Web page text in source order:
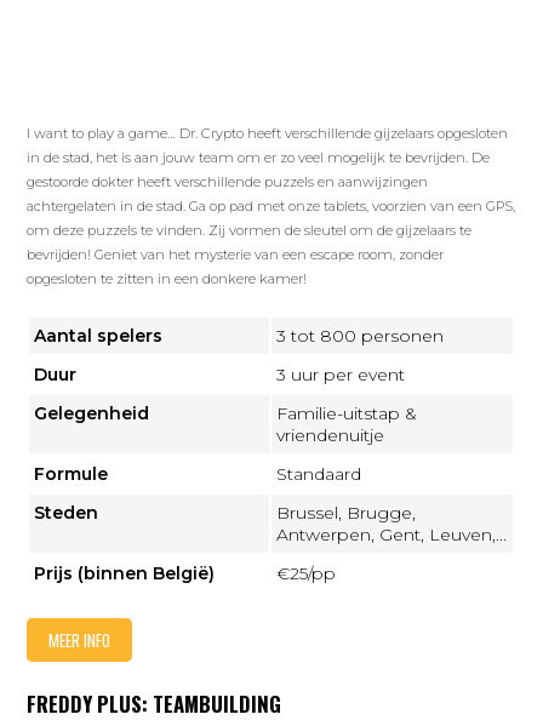
I want to play a game… Dr. Crypto heeft verschillende gijzelaars opgesloten
in de stad, het is aan jouw team om er zo veel mogelijk te bevrijden. De
gestoorde dokter heeft verschillende puzzels en aanwijzingen
achtergelaten in de stad. Ga op pad met onze tablets, voorzien van een GPS,
om deze puzzels te vinden. Zij vormen de sleutel om de gijzelaars te
bevrijden! Geniet van het mysterie van een escape room, zonder
opgesloten te zitten in een donkere kamer!
Aantal spelers
3 tot 800 personen
Duur
3 uur per event
Gelegenheid
Familie-uitstap &
vriendenuitje
Formule
Standaard
Steden
Brussel, Brugge,
Antwerpen, Gent, Leuven,...
Prijs (binnen België)
€25/pp
MEER INFO
FREDDY PLUS: TEAMBUILDING